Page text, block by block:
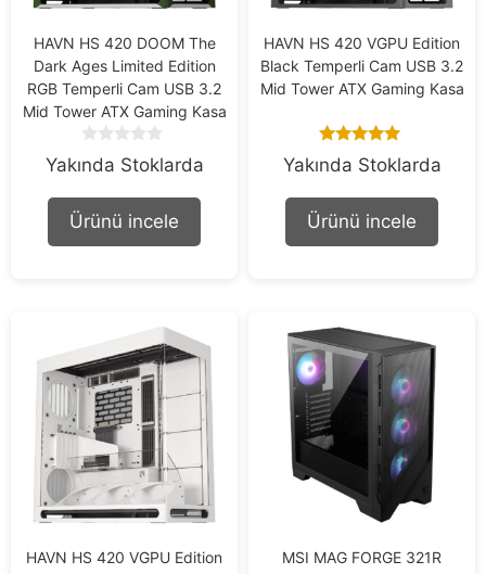
HAVN HS 420 DOOM The
Dark Ages Limited Edition
RGB Temperli Cam USB 3.2
Mid Tower ATX Gaming Kasa
o
o
f
Yakında Stoklarda
Ürünü incele
HAVN HS 420 VGPU Edition
Black Temperli Cam USB 3.2
Mid Tower ATX Gaming Kasa
5.00
out of 5
Yakında Stoklarda
Ürünü incele
HAVN HS 420 VGPU Edition
MSI MAG FORGE 321R